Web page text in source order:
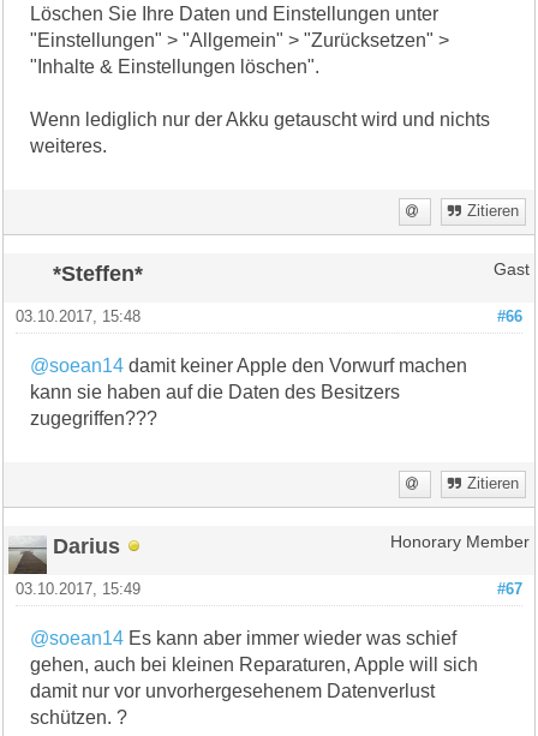
Löschen Sie Ihre Daten und Einstellungen unter
"Einstellungen" > "Allgemein" > "Zurücksetzen" >
"Inhalte & Einstellungen löschen".
Wenn lediglich nur der Akku getauscht wird und nichts
weiteres.
Zitieren
*Steffen* Gast
#66
03.10.2017, 15:48
@soean14 damit keiner Apple den Vorwurf machen
kann sie haben auf die Daten des Besitzers
zugegriffen???
Zitieren
Darius Honorary Member
#67
03.10.2017, 15:49
@soean14 Es kann aber immer wieder was schief
gehen, auch bei kleinen Reparaturen, Apple will sich
damit nur vor unvorhergesehenem Datenverlust
schützen. ?